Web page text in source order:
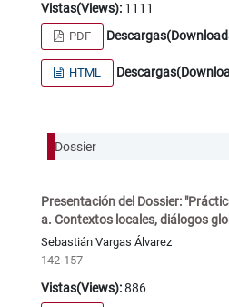
Vistas(Views):1111
PDF
HTML
Dossier
Presentación del Dossier:
a. Contextos locales, diálogos
Sebastián Vargas Álvarez
142-157
Vistas(Views):886